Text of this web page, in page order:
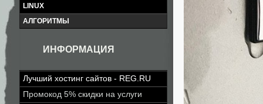
LINUX
АЛГОРИТМЫ
ИНФОРМАЦИЯ
Лучший хостинг сайтов - REG.RU
Промокод 5% скидки на услуги